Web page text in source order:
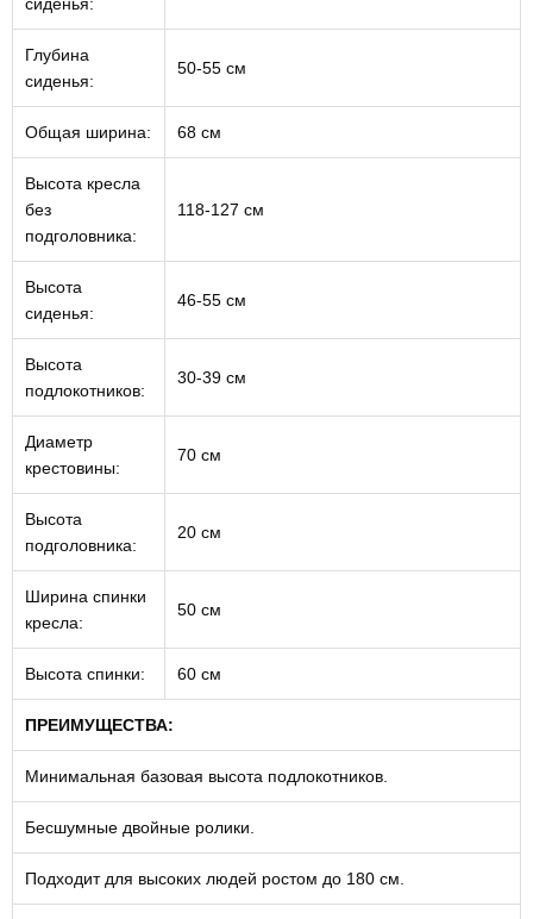
Глубина
сиденья:
50-55 см
Общая ширина: 68 см
Высота кресла
без
подголовника:
118-127 см
Высота
сиденья:
46-55 см
Высота
подлокотников:
30-39 см
Диаметр
крестовины:
70 см
Высота
подголовника:
20 см
Ширина спинки
кресла:
50 см
Высота спинки: 60 см
ПРЕИМУЩЕСТВА:
Минимальная базовая высота подлокотников.
Бесшумные двойные ролики.
Подходит для высоких людей ростом до 180 см.